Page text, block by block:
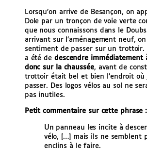
Lorsqu’on arrive de Besançon, on
Dole par un tronçon de voie verte
que nous connaissons dans le
arrivant sur l’aménagement neuf,
sentiment de passer sur un trottoir.
a été de descendre immédiatement
donc sur la chaussée, avant de
trottoir était bel et bien l’endroit où
passer. Des logos vélos au sol ne
pas inutiles.
Petit commentaire sur cette phrase :
Un panneau les incite à
vélo, […] mais ils ne semblent
enclins à le faire.